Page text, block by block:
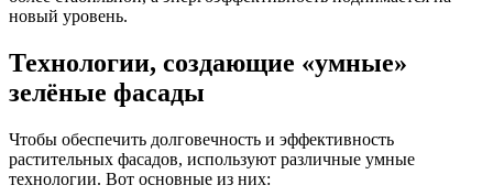
новый уровень.
Технологии, создающие «умные»
зелёные фасады
Чтобы обеспечить долговечность и эффективность
растительных фасадов, используют различные умные
технологии. Вот основные из них: